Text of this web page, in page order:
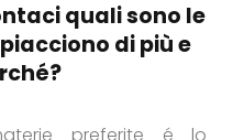
quali sono le
di più e